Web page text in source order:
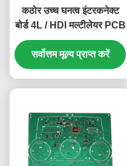
कठोर उच्च घनत्व इंटरकनेक्ट
बोर्ड 4L / HDI मल्टीलेयर PCB
सर्वोत्तम मूल्य प्राप्त करें